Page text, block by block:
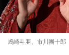
嶋崎斗亜、市川團十郎